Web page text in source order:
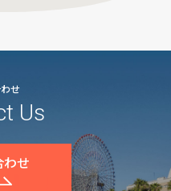
せ
Us
わせ